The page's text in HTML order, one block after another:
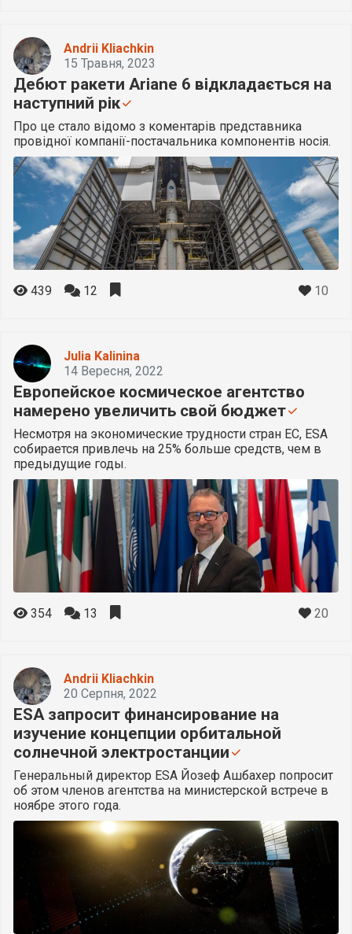
Andrii Kliachkin
15 Травня, 2023
Дебют ракети Ariane 6 відкладається на
наступний рік
Про це стало відомо з коментарів представника
провідної компанії-постачальника компонентів носія.
439 12 10
Julia Kalinina
14 Вересня, 2022
Европейское космическое агентство
намерено увеличить свой бюджет
Несмотря на экономические трудности стран ЕС, ESA
собирается привлечь на 25% больше средств, чем в
предыдущие годы.
354 13 20
Andrii Kliachkin
20 Серпня, 2022
ESA запросит финансирование на
изучение концепции орбитальной
солнечной электростанции
Генеральный директор ESA Йозеф Ашбахер попросит
об этом членов агентства на министерской встрече в
ноябре этого года.